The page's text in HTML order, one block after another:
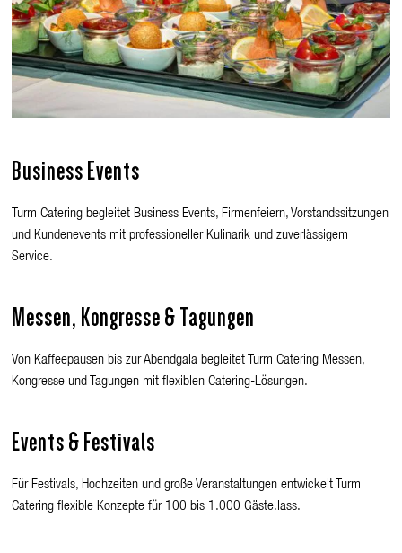
Business Events
Turm Catering begleitet Business Events, Firmenfeiern, Vorstandssitzungen
und Kundenevents mit professioneller Kulinarik und zuverlässigem
Service.
Messen, Kongresse & Tagungen
Von Kaffeepausen bis zur Abendgala begleitet Turm Catering Messen,
Kongresse und Tagungen mit flexiblen Catering-Lösungen.
Events & Festivals
Für Festivals, Hochzeiten und große Veranstaltungen entwickelt Turm
Catering flexible Konzepte für 100 bis 1.000 Gäste.lass.